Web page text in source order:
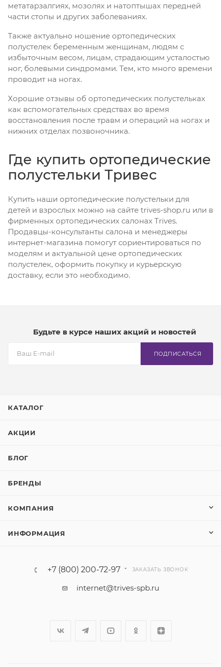
метатарзалгиях, мозолях и натоптышах передней
части стопы и других заболеваниях.
Также актуально ношение ортопедических
полустелек беременным женщинам, людям с
избыточным весом, лицам, страдающим усталостью
ног, болевыми синдромами. Тем, кто много времени
проводит на ногах.
Хорошие отзывы об ортопедических полустельках
как вспомогательных средствах во время
восстановления после травм и операций на ногах и
нижних отделах позвоночника.
Где купить ортопедические
полустельки Тривес
Купить наши ортопедические полустельки для
детей и взрослых можно на сайте trives-shop.ru или в
фирменных ортопедических салонах Тrives.
Продавцы-консультанты салона и менеджеры
интернет-магазина помогут сориентироваться по
моделям и актуальной цене ортопедических
полустелек, оформить покупку и курьерскую
доставку, если это необходимо.
Будьте в курсе наших акций и новостей
ПОДПИСАТЬСЯ
КАТАЛОГ
АКЦИИ
БЛОГ
БРЕНДЫ
КОМПАНИЯ
ИНФОРМАЦИЯ
+7 (800) 200-72-97 ЗАКАЗАТЬ ЗВОНОК
internet@trives-spb.ru